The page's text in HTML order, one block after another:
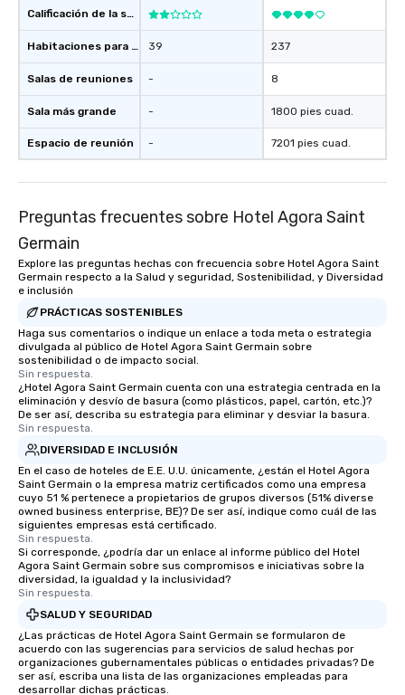
Calificación de la sede
Habitaciones para huéspedes
Salas de reuniones
Sala más grande
Espacio de reunión
39
-
-
-
237
8
1800 pies cuad.
7201 pies cuad.
Preguntas frecuentes sobre Hotel Agora Saint
Germain
Explore las preguntas hechas con frecuencia sobre Hotel Agora Saint
Germain respecto a la Salud y seguridad, Sostenibilidad, y Diversidad
e inclusión
PRÁCTICAS SOSTENIBLES
Haga sus comentarios o indique un enlace a toda meta o estrategia
divulgada al público de Hotel Agora Saint Germain sobre
sostenibilidad o de impacto social.
Sin respuesta.
¿Hotel Agora Saint Germain cuenta con una estrategia centrada en la
eliminación y desvío de basura (como plásticos, papel, cartón, etc.)?
De ser así, describa su estrategia para eliminar y desviar la basura.
Sin respuesta.
DIVERSIDAD E INCLUSIÓN
En el caso de hoteles de E.E. U.U. únicamente, ¿están el Hotel Agora
Saint Germain o la empresa matriz certificados como una empresa
cuyo 51 % pertenece a propietarios de grupos diversos (51% diverse
owned business enterprise, BE)? De ser así, indique como cuál de las
siguientes empresas está certificado.
Sin respuesta.
Si corresponde, ¿podría dar un enlace al informe público del Hotel
Agora Saint Germain sobre sus compromisos e iniciativas sobre la
diversidad, la igualdad y la inclusividad?
Sin respuesta.
SALUD Y SEGURIDAD
¿Las prácticas de Hotel Agora Saint Germain se formularon de
acuerdo con las sugerencias para servicios de salud hechas por
organizaciones gubernamentales públicas o entidades privadas? De
ser así, escriba una lista de las organizaciones empleadas para
desarrollar dichas prácticas.